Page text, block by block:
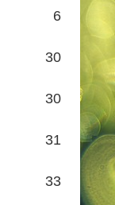
6
30
30
31
33